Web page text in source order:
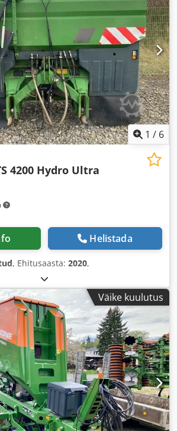
1 / 6
4200 Hydro Ultra
Helistada
, Ehitusaasta: 2020,
Väike kuulutus